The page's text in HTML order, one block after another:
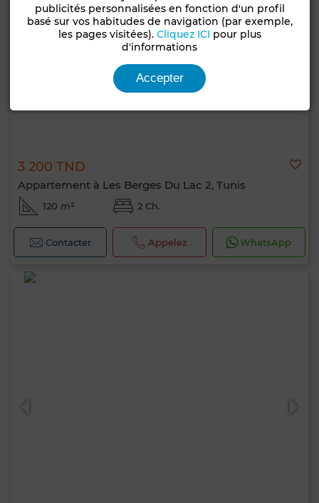
3 200 TND
Appartement à Les Berges Du Lac 2, Tunis
120 m² 2 Ch.
Contacter Appelez WhatsApp
publicités personnalisées en fonction d'un profil
basé sur vos habitudes de navigation (par exemple,
les pages visitées). Cliquez ICI pour plus
d'informations
Accepter